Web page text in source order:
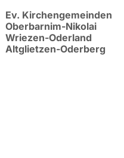
Ev. Kirchengemeinden
Oberbarnim-Nikolai
Wriezen-Oderland
Altglietzen-Oderberg